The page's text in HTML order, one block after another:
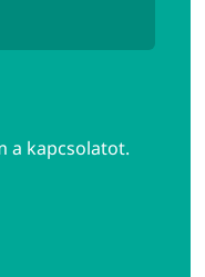
a kapcsolatot.